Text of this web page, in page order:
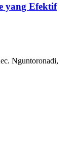
yang Efektif
Nguntoronadi,